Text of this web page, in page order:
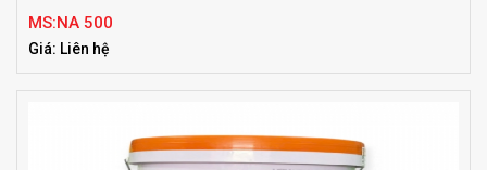
MS:NA 500
Giá: Liên hệ